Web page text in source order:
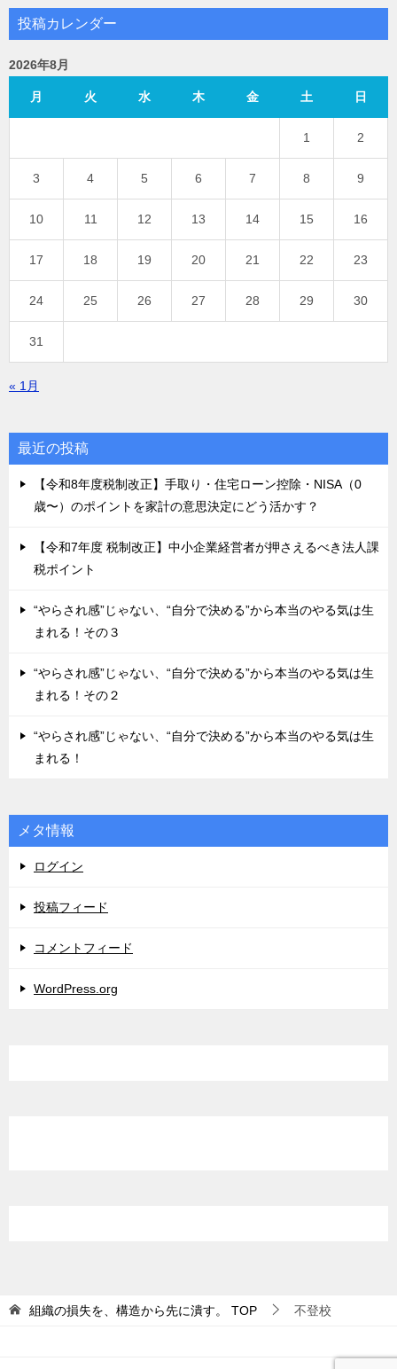
投稿カレンダー
2026年8月
月 火 水 木 金 土 日
1 2
3 4 5 6 7 8 9
10 11 12 13 14 15 16
17 18 19 20 21 22 23
24 25 26 27 28 29 30
31
« 1月
最近の投稿
【令和8年度税制改正】手取り・住宅ローン控除・NISA（0
歳〜）のポイントを家計の意思決定にどう活かす？
【令和7年度 税制改正】中小企業経営者が押さえるべき法人課
税ポイント
“やらされ感”じゃない、“自分で決める”から本当のやる気は生
まれる！その３
“やらされ感”じゃない、“自分で決める”から本当のやる気は生
まれる！その２
“やらされ感”じゃない、“自分で決める”から本当のやる気は生
まれる！
メタ情報
ログイン
投稿フィード
コメントフィード
WordPress.org
組織の損失を、構造から先に潰す。 TOP 不登校